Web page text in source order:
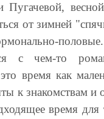
весной
от зимней
с чем-то
время как
к знакомствам
время для